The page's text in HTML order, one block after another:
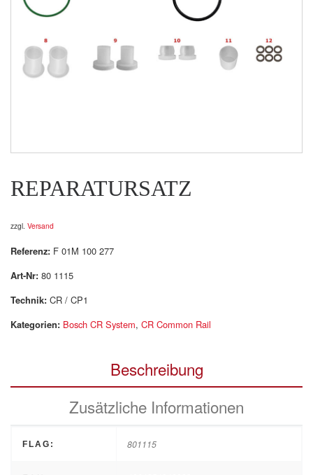
REPARATURSATZ
zzgl. Versand
Referenz: F 01M 100 277
Art-Nr: 80 1115
Technik: CR / CP1
Kategorien: Bosch CR System, CR Common Rail
Beschreibung
Zusätzliche Informationen
FLAG: 801115